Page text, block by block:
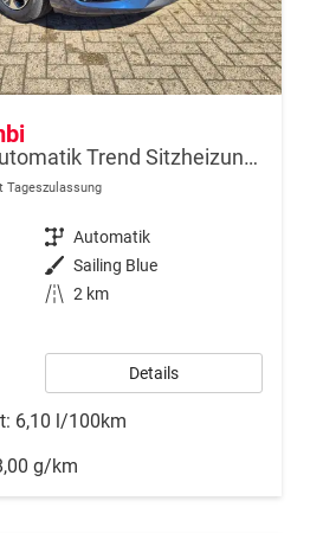
1.6 T-GDI 150PS Automatik Trend Sitzheizung Lenkradheizung Klimaautomatik PDC v+h Rückf.Kamera Navi Apple CarPlay + Android Auto 16"LM
Tageszulassung
Getriebe Automatik
Außenfarbe Sailing Blue
Kilometerstand 2 km
Details
6,10 l/100km
g/km